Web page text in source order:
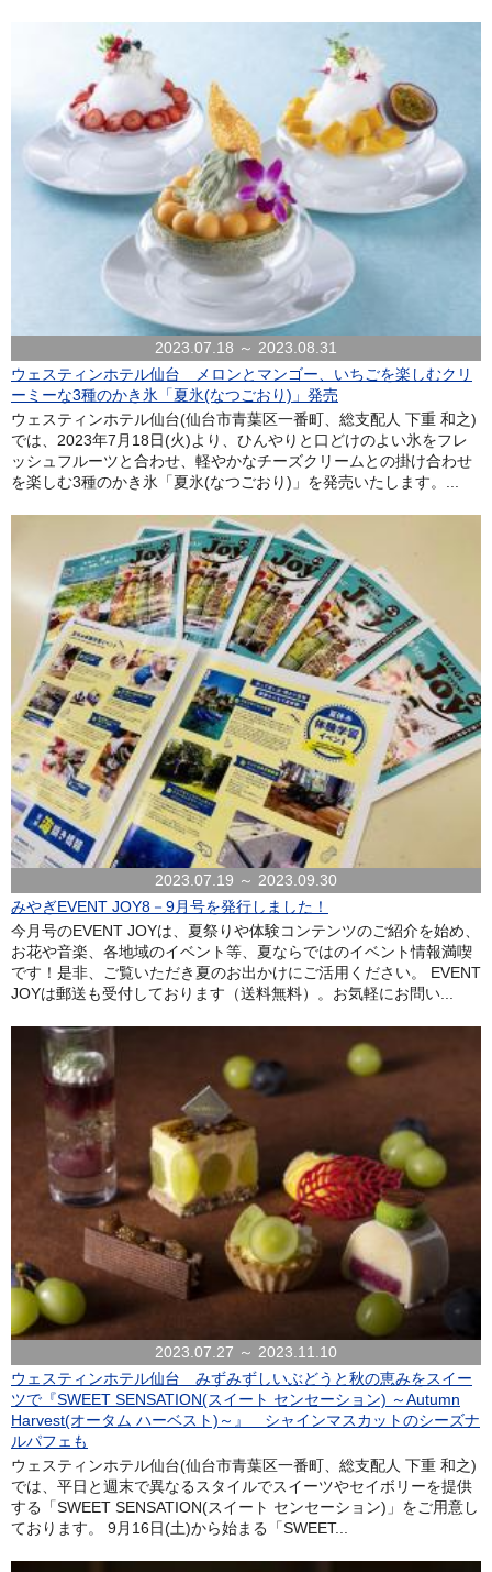
2023.07.18 ～ 2023.08.31
ウェスティンホテル仙台 メロンとマンゴー、いちごを楽しむクリ
ーミーな3種のかき氷「夏氷(なつごおり)」発売
ウェスティンホテル仙台(仙台市青葉区一番町、総支配人 下重 和之)
では、2023年7月18日(火)より、ひんやりと口どけのよい氷をフレ
ッシュフルーツと合わせ、軽やかなチーズクリームとの掛け合わせ
を楽しむ3種のかき氷「夏氷(なつごおり)」を発売いたします。...
2023.07.19 ～ 2023.09.30
みやぎEVENT JOY8－9月号を発行しました！
今月号のEVENT JOYは、夏祭りや体験コンテンツのご紹介を始め、
お花や音楽、各地域のイベント等、夏ならではのイベント情報満喫
です！是非、ご覧いただき夏のお出かけにご活用ください。 EVENT
JOYは郵送も受付しております（送料無料）。お気軽にお問い...
2023.07.27 ～ 2023.11.10
ウェスティンホテル仙台 みずみずしいぶどうと秋の恵みをスイー
ツで『SWEET SENSATION(スイート センセーション) ～Autumn
Harvest(オータム ハーベスト)～』 シャインマスカットのシーズナ
ルパフェも
ウェスティンホテル仙台(仙台市青葉区一番町、総支配人 下重 和之)
では、平日と週末で異なるスタイルでスイーツやセイボリーを提供
する「SWEET SENSATION(スイート センセーション)」をご用意し
ております。 9月16日(土)から始まる「SWEET...